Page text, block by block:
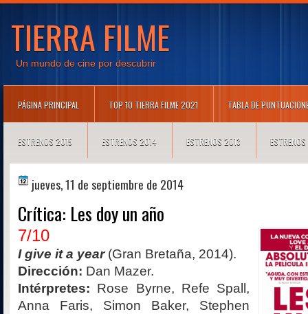
TIERRA FILME
Un mundo de cine por descubrir
PÁGINA PRINCIPAL TOP 10 TIERRA FILME 2021 TABLA DE
ESTRENOS 2015 ESTRENOS 2014 ESTRENOS 2013
jueves, 11 de septiembre de 2014
Crítica: Les doy un año
7/10
I give it a year(Gran Bretaña, 2014).
Dirección: Dan Mazer.
Intérpretes: Rose Byrne, Refe Spall,
Anna Faris, Simon Baker, Stephen